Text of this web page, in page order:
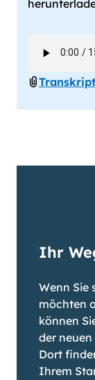
Ihr
Wenn Sie
möchten
können
der
Dort
Ihrem